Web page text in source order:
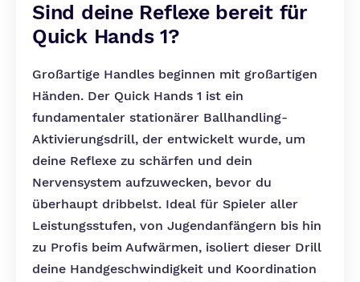
Sind deine Reflexe bereit für
Quick Hands 1?
Großartige Handles beginnen mit großartigen
Händen. Der Quick Hands 1 ist ein
fundamentaler stationärer Ballhandling-
Aktivierungsdrill, der entwickelt wurde, um
deine Reflexe zu schärfen und dein
Nervensystem aufzuwecken, bevor du
überhaupt dribbelst. Ideal für Spieler aller
Leistungsstufen, von Jugendanfängern bis hin
zu Profis beim Aufwärmen, isoliert dieser Drill
deine Handgeschwindigkeit und Koordination